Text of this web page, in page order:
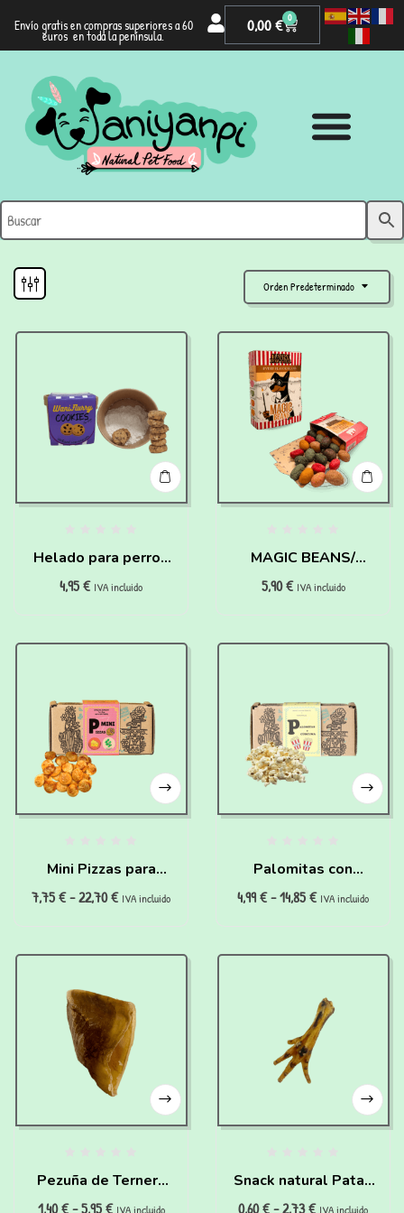
Envío gratis en compras superiores a 60
euros en toda la península.
0,00€ 0
Orden Predeterminado
Helado para perros
de Cookies para
4,95€ IVA incluido
MAGIC BEANS/
JUDÍAS MÁGICAS –
5,90€ IVA incluido
Mini Pizzas para
perros (150g)
7,75€-22,70€ IVA incluido
Palomitas con
cúrcuma para perros
4,99€-14,85€ IVA incluido
Pezuña de Ternera
1,40€ - 5,95€
Snack natural Patas
0,60€-2,73€